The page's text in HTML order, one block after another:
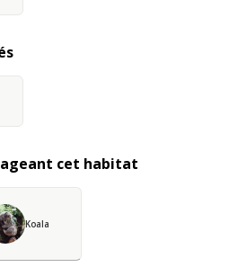
cet habitat
Koala